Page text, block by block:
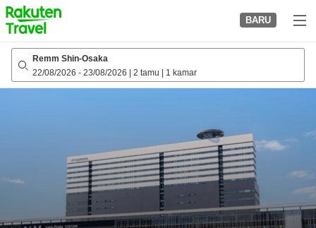
to
top
page
BARU
Remm Shin-Osaka
22/08/2026 - 23/08/2026 2 tamu 1 kamar